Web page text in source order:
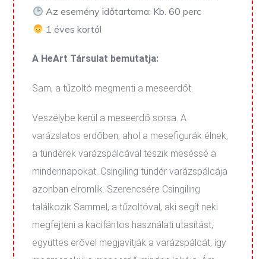
Az esemény időtartama: Kb. 60 perc
1 éves kortól
A HeArt Társulat bemutatja:
Sam, a tűzoltó megmenti a meseerdőt.
Veszélybe kerül a meseerdő sorsa. A
varázslatos erdőben, ahol a mesefigurák élnek,
a tündérek varázspálcával teszik meséssé a
mindennapokat. Csingiling tündér varázspálcája
azonban elromlik. Szerencsére Csingiling
találkozik Sammel, a tűzoltóval, aki segít neki
megfejteni a kacifántos használati utasítást,
együttes erővel megjavítják a varázspálcát, így